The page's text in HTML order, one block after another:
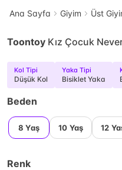
Ana Sayfa Giyim Üst
Toontoy Kız Çocuk
Kol Tipi
Düşük Kol
Yaka Tipi
Bisiklet Yaka
Beden
8 Yaş 10 Yaş 12
Renk